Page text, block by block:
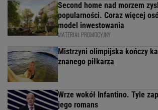
Second home nad morzem
popularności. Coraz więcej
model inwestowania
MATERIAŁ PROMOCYJNY
Mistrzyni olimpijska kończy
znanego piłkarza
Wrze wokół Infantino. Tyle
jego romans